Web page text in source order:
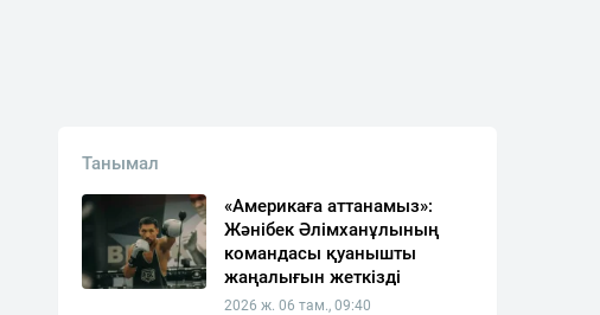
Танымал
«Америкаға аттанамыз»:
Жәнібек Әлімханұлының
командасы қуанышты
жаңалығын жеткізді
2026 ж. 06 там., 09:40